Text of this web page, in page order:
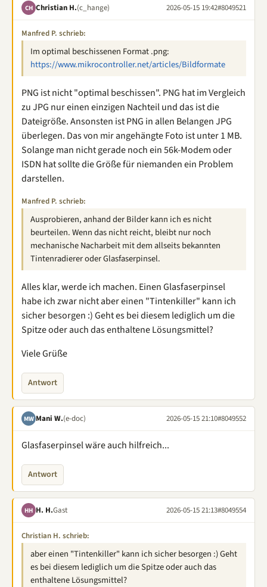
CH Christian H.(c_hange) 2026-05-15 19:42#8049521
Manfred P. schrieb:
Im optimal beschissenen Format .png:
https://www.mikrocontroller.net/articles/Bildformate
PNG ist nicht "optimal beschissen". PNG hat im Vergleich
zu JPG nur einen einzigen Nachteil und das ist die
Dateigröße. Ansonsten ist PNG in allen Belangen JPG
überlegen. Das von mir angehängte Foto ist unter 1 MB.
Solange man nicht gerade noch ein 56k-Modem oder
ISDN hat sollte die Größe für niemanden ein Problem
darstellen.
Manfred P. schrieb:
Ausprobieren, anhand der Bilder kann ich es nicht
beurteilen. Wenn das nicht reicht, bleibt nur noch
mechanische Nacharbeit mit dem allseits bekannten
Tintenradierer oder Glasfaserpinsel.
Alles klar, werde ich machen. Einen Glasfaserpinsel
habe ich zwar nicht aber einen "Tintenkiller" kann ich
sicher besorgen :) Geht es bei diesem lediglich um die
Spitze oder auch das enthaltene Lösungsmittel?
Viele Grüße
Antwort
MW Mani W.(e-doc) 2026-05-15 21:10#8049552
Glasfaserpinsel wäre auch hilfreich...
Antwort
HH H. H.Gast 2026-05-15 21:13#8049554
Christian H. schrieb:
aber einen "Tintenkiller" kann ich sicher besorgen :) Geht
es bei diesem lediglich um die Spitze oder auch das
enthaltene Lösungsmittel?